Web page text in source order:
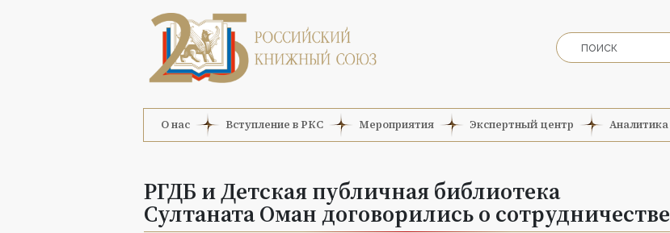
О нас Вступление в РКС Мероприятия Экспертный центр Аналитика
РГДБ и Детская публичная библиотека
Султаната Оман договорились о сотрудничестве